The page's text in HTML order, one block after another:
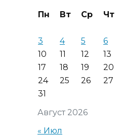
Август 2026
Пн Вт Ср Чт
3
4 5 6
10
11 12 13
17
18 19 20
24
25 26 27
31
« Июл